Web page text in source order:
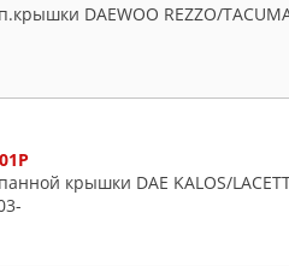
DAEWOO REZZO/
крышки DAE KALOS/